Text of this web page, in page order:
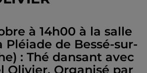
à 14h00 à la salle
Pléiade de Bessé-sur-
: Thé dansant avec
Olivier. Organisé par